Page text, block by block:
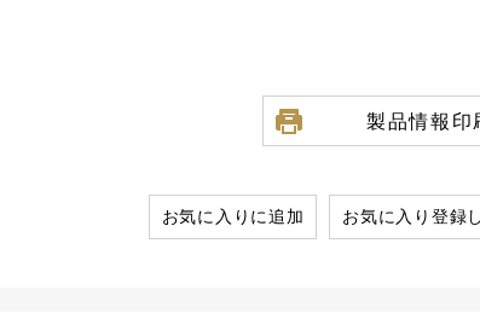
製品情報印
お気に入りに追加 お気に入り登録